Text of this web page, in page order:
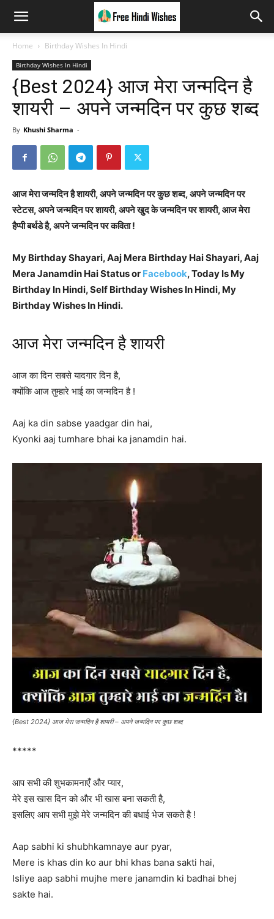
Home Birthday Wishes In Hindi
Birthday Wishes In Hindi
{Best 2024} आज मेरा जन्मदिन है
शायरी – अपने जन्मदिन पर कुछ शब्द
By Khushi Sharma -
आज मेरा जन्मदिन है शायरी, अपने जन्मदिन पर कुछ शब्द, अपने जन्मदिन पर
स्टेटस, अपने जन्मदिन पर शायरी, अपने खुद के जन्मदिन पर शायरी, आज मेरा
हैप्पी बर्थडे है, अपने जन्मदिन पर कविता !
My Birthday Shayari, Aaj Mera Birthday Hai Shayari, Aaj
Mera Janamdin Hai Status or Facebook, Today Is My
Birthday In Hindi, Self Birthday Wishes In Hindi, My
Birthday Wishes In Hindi.
आज मेरा जन्मदिन है शायरी
आज का दिन सबसे यादगार दिन है,
क्योंकि आज तुम्हारे भाई का जन्मदिन है !
Aaj ka din sabse yaadgar din hai,
Kyonki aaj tumhare bhai ka janamdin hai.
{Best 2024} आज मेरा जन्मदिन है शायरी – अपने जन्मदिन पर कुछ शब्द
*****
आप सभी की शुभकामनाएँ और प्यार,
मेरे इस खास दिन को और भी खास बना सकती है,
इसलिए आप सभी मुझे मेरे जन्मदिन की बधाई भेज सकते है !
Aap sabhi ki shubhkamnaye aur pyar,
Mere is khas din ko aur bhi khas bana sakti hai,
Isliye aap sabhi mujhe mere janamdin ki badhai bhej
sakte hai.